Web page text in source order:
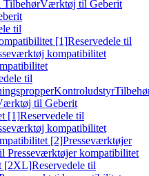
TilbehørVærktøj til Geberit
til
[1]Reservedele til
kompatibilitet
til
Kontroludstyr
til Geberit
[1]Reservedele til
kompatibilitet
[2]Presseværktøjer
Presseværktøjer kompatibilitet
[2XL]Reservedele til